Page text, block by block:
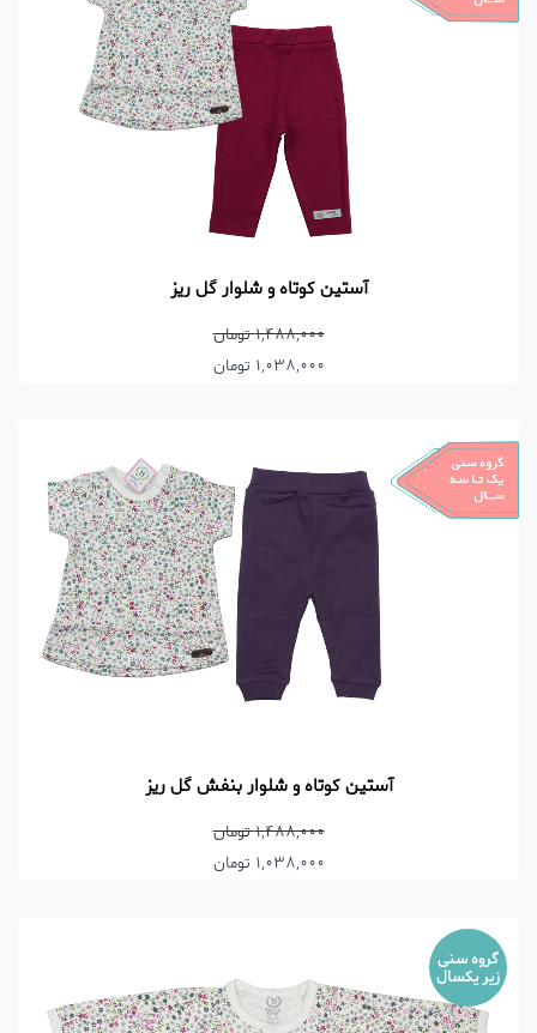
آستین کوتاه و شلوار گل ریز
1,488,000 تومان
1,038,000 تومان
آستین کوتاه و شلوار بنفش گل ریز
1,488,000 تومان
1,038,000 تومان
گروه سنی
زیر یکسال